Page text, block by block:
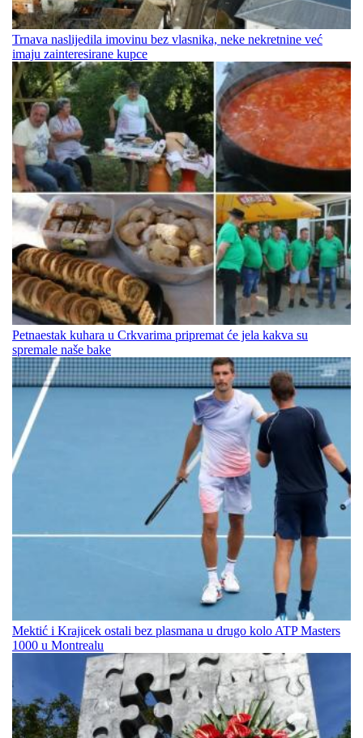
Trnava naslijedila imovinu bez vlasnika, neke nekretnine već
imaju zainteresirane kupce
Petnaestak kuhara u Crkvarima pripremat će jela kakva su
spremale naše bake
Mektić i Krajicek ostali bez plasmana u drugo kolo ATP Masters
1000 u Montrealu